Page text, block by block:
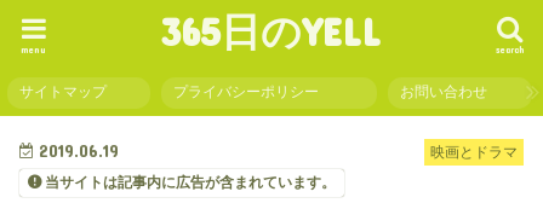
365日のYELL search
menu
サイトマップ プライバシーポリシー お問い合わせ
映画とドラマ
2019.06.19
当サイトは記事内に広告が含まれています。